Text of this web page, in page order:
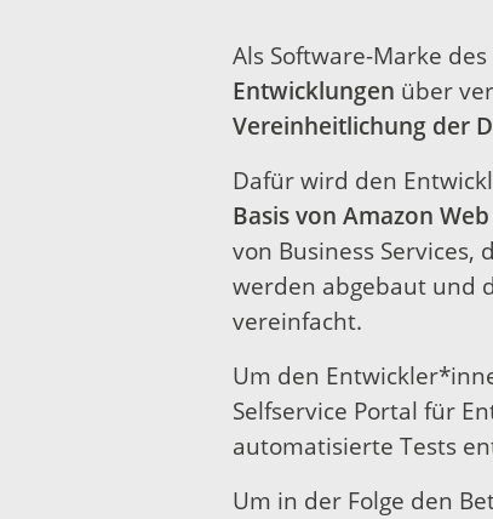
Als Software-Marke
Entwicklungen über
Vereinheitlichung der
Dafür wird den
Basis von Amazon Web
von Business
werden abgebaut und
vereinfacht.
Um den
Selfservice Portal für
automatisierte Tests
Um in der Folge den